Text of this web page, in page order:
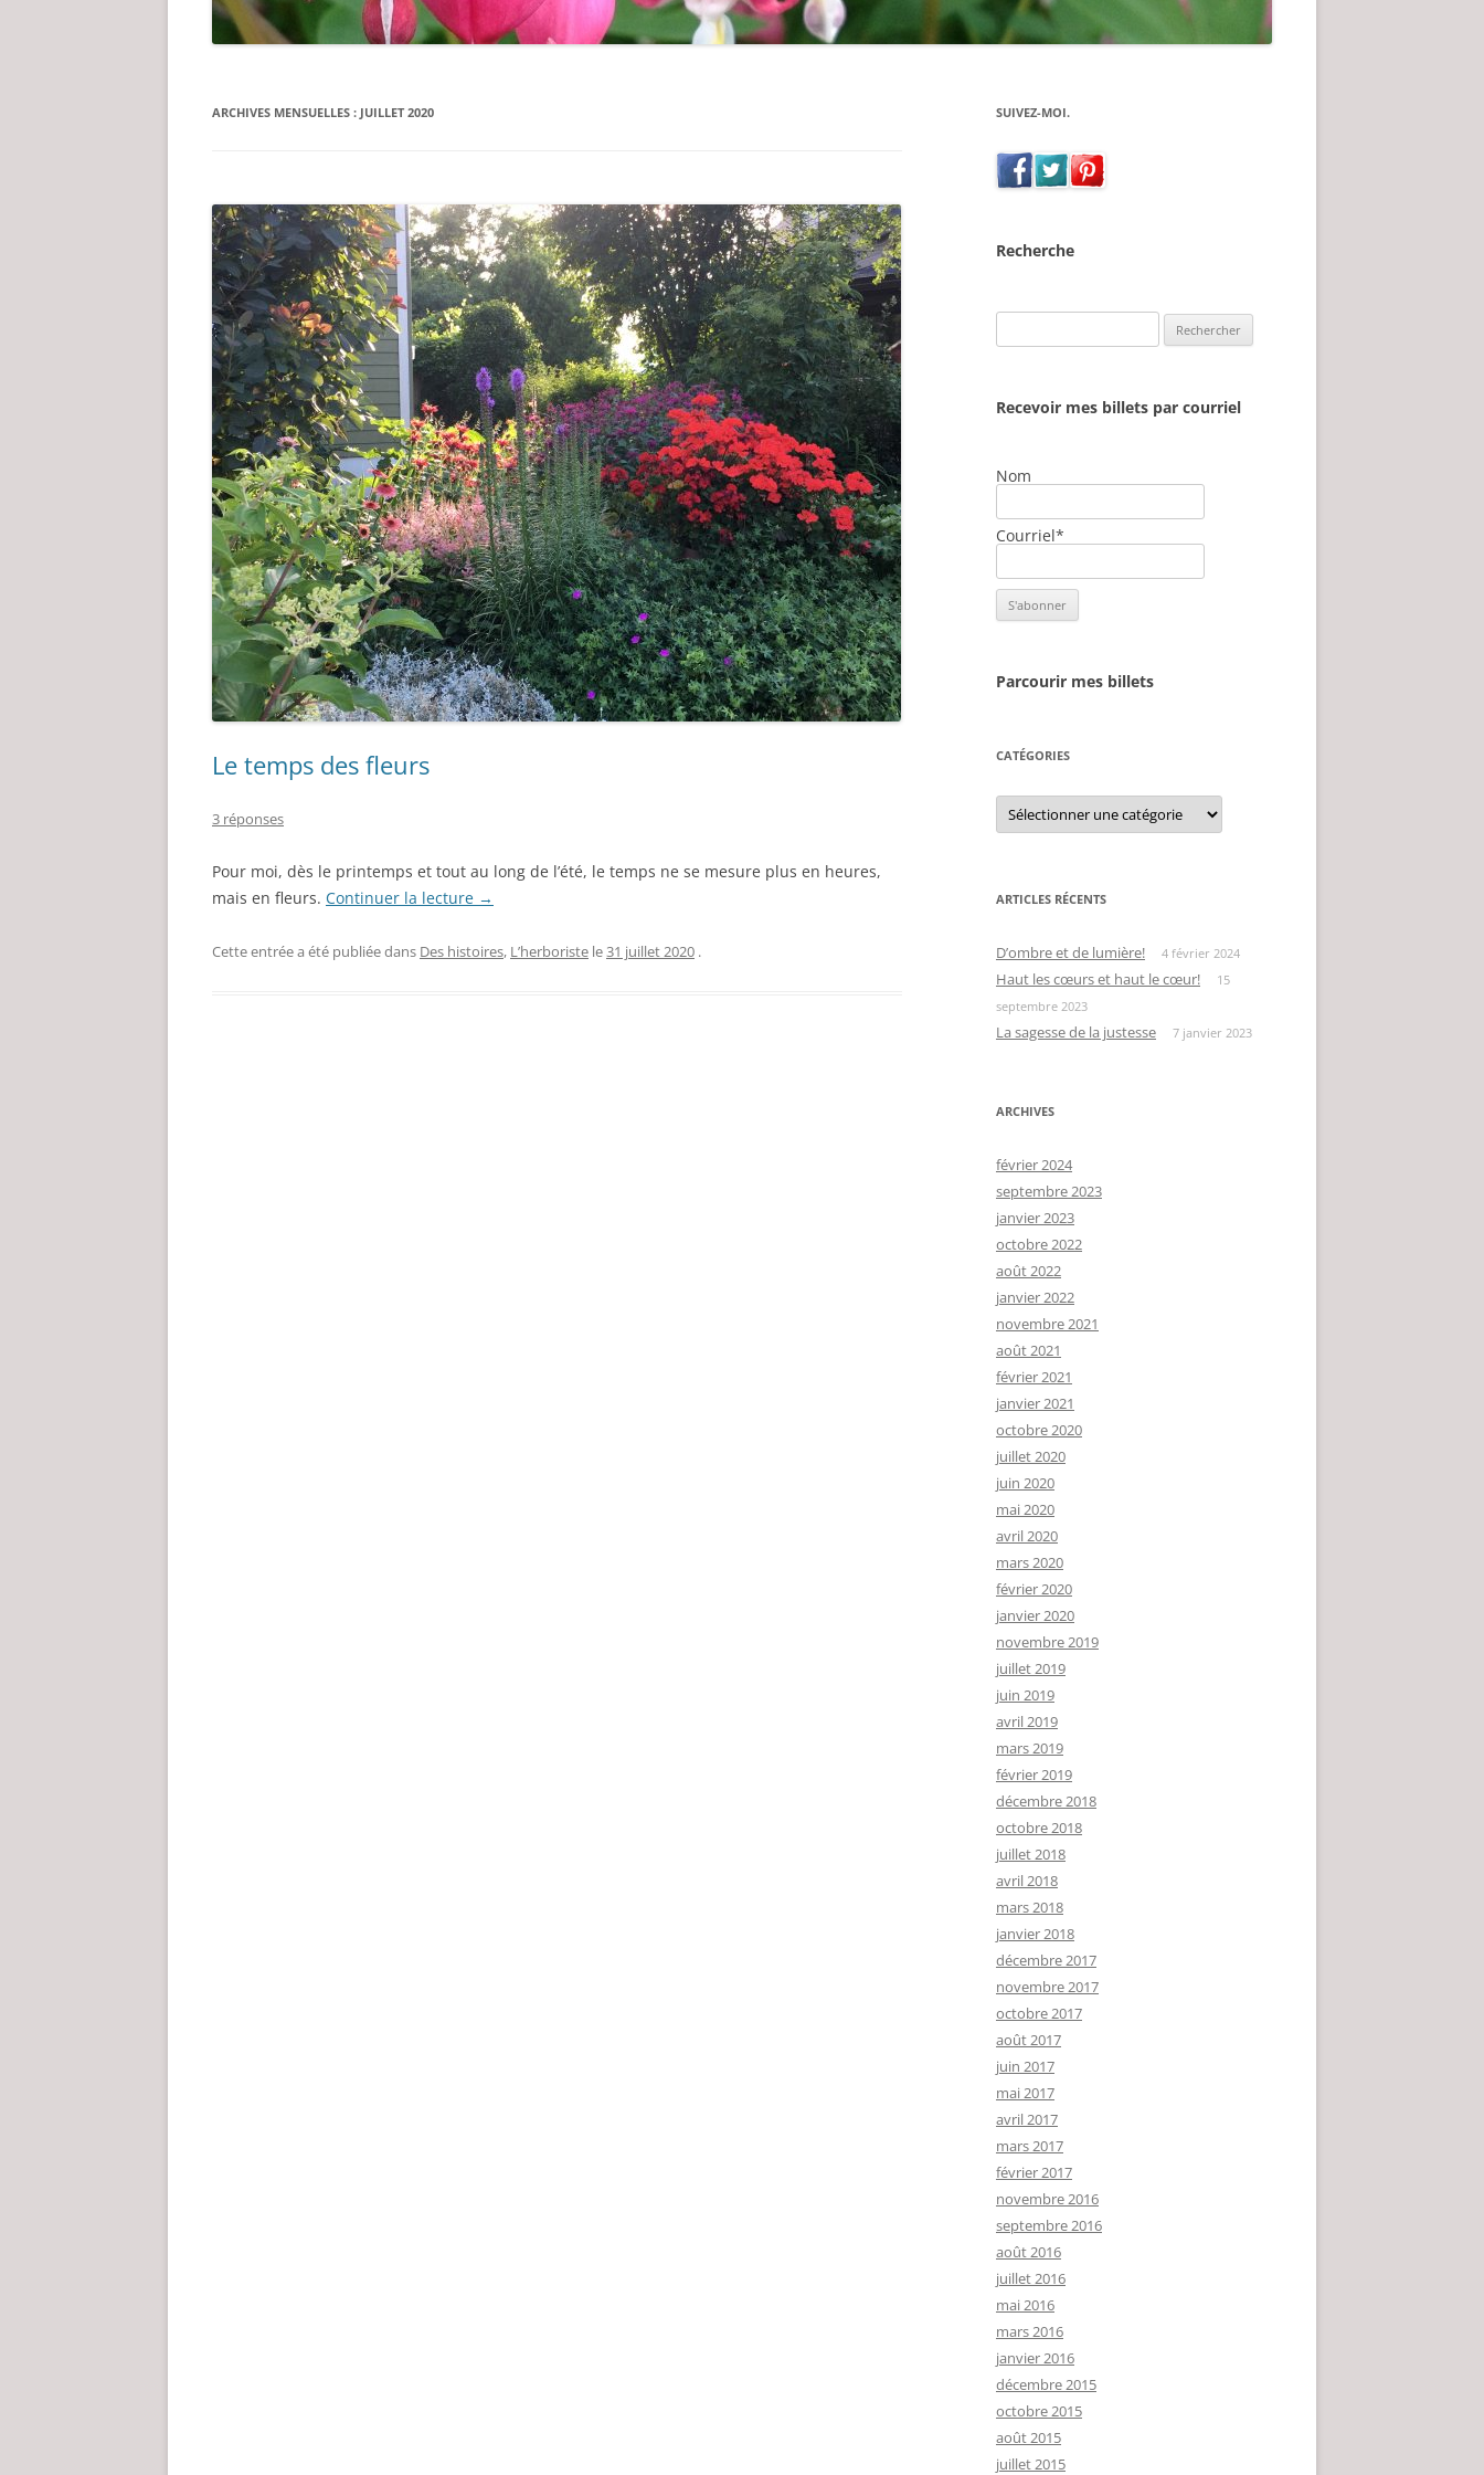
ARCHIVES MENSUELLES : JUILLET 2020
Le temps des fleurs
3 réponses
Pour moi, dès le printemps et tout au long de l’été, le temps ne se mesure plus en heures,
mais en fleurs. Continuer la lecture →
Cette entrée a été publiée dans Des histoires, L’herboriste le31 juillet 2020 .
SUIVEZ-MOI.
Recherche
Recevoir mes billets par courriel
Nom
Courriel*
Parcourir mes billets
CATÉGORIES
Catégories
ARTICLES RÉCENTS
D’ombre et de lumière! 4 février 2024
Haut les cœurs et haut le cœur!
15
septembre 2023
La sagesse de la justesse 7 janvier 2023
ARCHIVES
février 2024
septembre 2023
janvier 2023
octobre 2022
août 2022
janvier 2022
novembre 2021
août 2021
février 2021
janvier 2021
octobre 2020
juillet 2020
juin 2020
mai 2020
avril 2020
mars 2020
février 2020
janvier 2020
novembre 2019
juillet 2019
juin 2019
avril 2019
mars 2019
février 2019
décembre 2018
octobre 2018
juillet 2018
avril 2018
mars 2018
janvier 2018
décembre 2017
novembre 2017
octobre 2017
août 2017
juin 2017
mai 2017
avril 2017
mars 2017
février 2017
novembre 2016
septembre 2016
août 2016
juillet 2016
mai 2016
mars 2016
janvier 2016
décembre 2015
octobre 2015
août 2015
juillet 2015